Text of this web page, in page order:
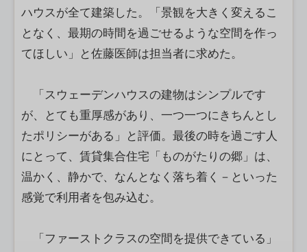
ハウスが全て建築した。「景観を大きく変えるこ
となく、最期の時間を過ごせるような空間を作っ
てほしい」と佐藤医師は担当者に求めた。
「スウェーデンハウスの建物はシンプルです
が、とても重厚感があり、一つ一つにきちんとし
たポリシーがある」と評価。最後の時を過ごす人
にとって、賃貸集合住宅「ものがたりの郷」は、
温かく、静かで、なんとなく落ち着く－といった
感覚で利用者を包み込む。
「ファーストクラスの空間を提供できている」